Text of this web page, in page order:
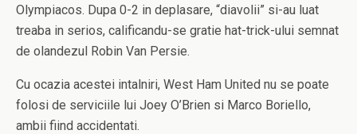
Olympiacos. Dupa 0-2 in deplasare, “diavolii” si-au luat
treaba in serios, calificandu-se gratie hat-trick-ului semnat
de olandezul Robin Van Persie.
Cu ocazia acestei intalniri, West Ham United nu se poate
folosi de serviciile lui Joey O’Brien si Marco Boriello,
ambii fiind accidentati.